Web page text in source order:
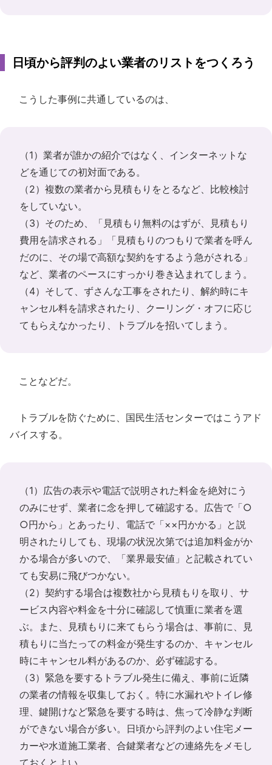
日頃から評判のよい業者のリストをつくろう
こうした事例に共通しているのは、
（1）業者が誰かの紹介ではなく、インターネットな
どを通じての初対面である。
（2）複数の業者から見積もりをとるなど、比較検討
をしていない。
（3）そのため、「見積もり無料のはずが、見積もり
費用を請求される」「見積もりのつもりで業者を呼ん
だのに、その場で高額な契約をするよう急がされる」
など、業者のペースにすっかり巻き込まれてしまう。
（4）そして、ずさんな工事をされたり、解約時にキ
ャンセル料を請求されたり、クーリング・オフに応じ
てもらえなかったり、トラブルを招いてしまう。
ことなどだ。
トラブルを防ぐために、国民生活センターではこうアド
バイスする。
（1）広告の表示や電話で説明された料金を絶対にう
のみにせず、業者に念を押して確認する。広告で「○
○円から」とあったり、電話で「××円かかる」と説
明されたりしても、現場の状況次第では追加料金がか
かる場合が多いので、「業界最安値」と記載されてい
ても安易に飛びつかない。
（2）契約する場合は複数社から見積もりを取り、サ
ービス内容や料金を十分に確認して慎重に業者を選
ぶ。また、見積もりに来てもらう場合は、事前に、見
積もりに当たっての料金が発生するのか、キャンセル
時にキャンセル料があるのか、必ず確認する。
（3）緊急を要するトラブル発生に備え、事前に近隣
の業者の情報を収集しておく。特に水漏れやトイレ修
理、鍵開けなど緊急を要する時は、焦って冷静な判断
ができない場合が多い。日頃から評判のよい住宅メー
カーや水道施工業者、合鍵業者などの連絡先をメモし
ておくとよい。